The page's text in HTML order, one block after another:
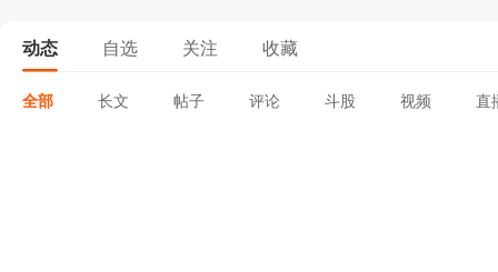
动态 自选 关注 收藏
全部 长文 帖子 评论 斗股 视频 直